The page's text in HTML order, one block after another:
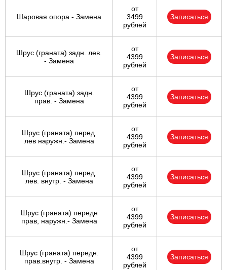
Шаровая опора - Замена
от
3499
рублей
Записаться
Шрус (граната) задн. лев.
- Замена
от
4399
рублей
Записаться
Шрус (граната) задн.
прав. - Замена
от
4399
рублей
Записаться
Шрус (граната) перед.
лев наружн.- Замена
от
4399
рублей
Записаться
Шрус (граната) перед.
лев. внутр. - Замена
от
4399
рублей
Записаться
Шрус (граната) передн
прав, наружн.- Замена
от
4399
рублей
Записаться
Шрус (граната) передн.
прав.внутр. - Замена
от
4399
рублей
Записаться